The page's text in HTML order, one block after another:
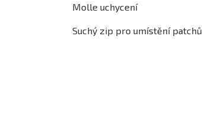
Molle uchycení
Suchý zip pro umístění patchů